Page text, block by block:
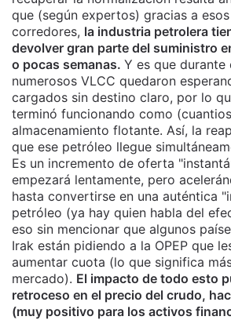
que (según expertos) gracias a
corredores, la industria petrolera
devolver gran parte del suministro
o pocas semanas. Y es que durante
numerosos VLCC quedaron
cargados sin destino claro, por lo
terminó funcionando como
almacenamiento flotante. Así, la
que ese petróleo llegue
Es un incremento de oferta
empezará lentamente, pero
hasta convertirse en una auténtica
petróleo (ya hay quien habla del
eso sin mencionar que algunos
Irak están pidiendo a la OPEP que
aumentar cuota (lo que significa
mercado). El impacto de todo esto
retroceso en el precio del crudo,
(muy positivo para los activos